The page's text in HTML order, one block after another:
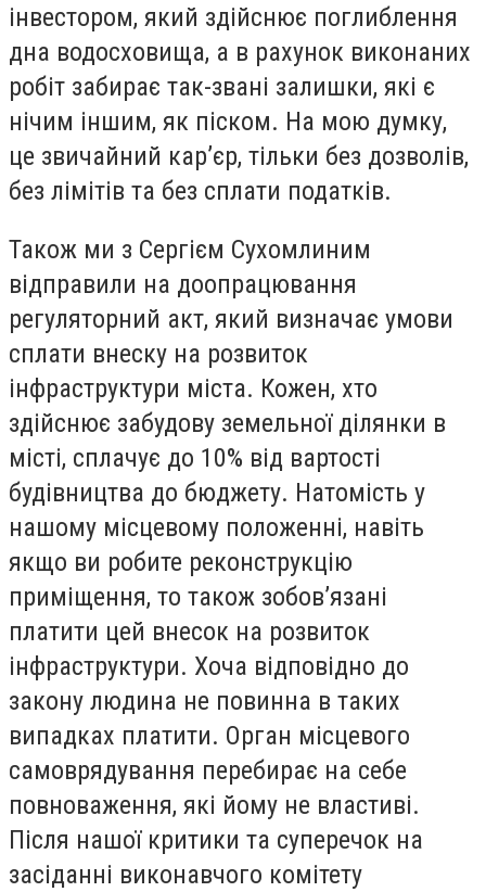
інвестором, який здійснює поглиблення
дна водосховища, а в рахунок виконаних
робіт забирає так-звані залишки, які є
нічим іншим, як піском. На мою думку,
це звичайний кар’єр, тільки без дозволів,
без лімітів та без сплати податків.
Також ми з Сергієм Сухомлиним
відправили на доопрацювання
регуляторний акт, який визначає умови
сплати внеску на розвиток
інфраструктури міста. Кожен, хто
здійснює забудову земельної ділянки в
місті, сплачує до 10% від вартості
будівництва до бюджету. Натомість у
нашому місцевому положенні, навіть
якщо ви робите реконструкцію
приміщення, то також зобов’язані
платити цей внесок на розвиток
інфраструктури. Хоча відповідно до
закону людина не повинна в таких
випадках платити. Орган місцевого
самоврядування перебирає на себе
повноваження, які йому не властиві.
Після нашої критики та суперечок на
засіданні виконавчого комітету